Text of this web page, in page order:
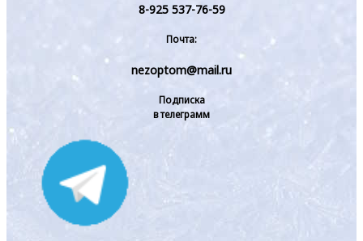
8-925 537-76-59
Почта:
nezoptom@mail.ru
Подписка
в телеграмм